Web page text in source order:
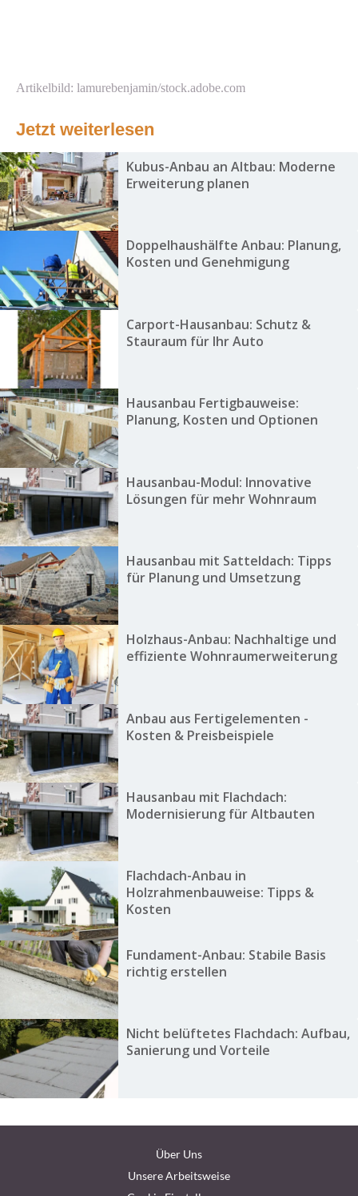
Artikelbild: lamurebenjamin/stock.adobe.com
Jetzt weiterlesen
Kubus-Anbau an Altbau: Moderne
Erweiterung planen
Doppelhaushälfte Anbau: Planung,
Kosten und Genehmigung
Carport-Hausanbau: Schutz &
Stauraum für Ihr Auto
Hausanbau Fertigbauweise:
Planung, Kosten und Optionen
Hausanbau-Modul: Innovative
Lösungen für mehr Wohnraum
Hausanbau mit Satteldach: Tipps
für Planung und Umsetzung
Holzhaus-Anbau: Nachhaltige und
effiziente Wohnraumerweiterung
Anbau aus Fertigelementen -
Kosten & Preisbeispiele
Hausanbau mit Flachdach:
Modernisierung für Altbauten
Flachdach-Anbau in
Holzrahmenbauweise: Tipps &
Kosten
Fundament-Anbau: Stabile Basis
richtig erstellen
Nicht belüftetes Flachdach: Aufbau,
Sanierung und Vorteile
Über Uns
Unsere Arbeitsweise